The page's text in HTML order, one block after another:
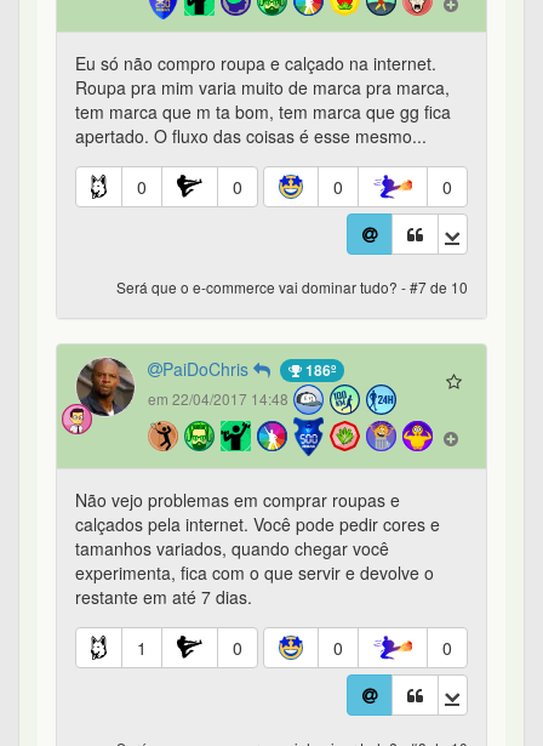
Eu só não compro roupa e calçado na internet.
Roupa pra mim varia muito de marca pra marca,
tem marca que m ta bom, tem marca que gg fica
apertado. O fluxo das coisas é esse mesmo...
0 0 0 0
Será que o e-commerce vai dominar tudo? - #7 de 10
PaiDoChris 186º
em 22/04/2017 14:48
Não vejo problemas em comprar roupas e
calçados pela internet. Você pode pedir cores e
tamanhos variados, quando chegar você
experimenta, fica com o que servir e devolve o
restante em até 7 dias.
1 0 0 0